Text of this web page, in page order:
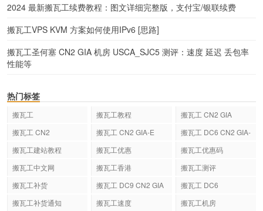
2024 最新搬瓦工续费教程：图文详细完整版，支付宝/银联续费
搬瓦工VPS KVM 方案如何使用IPv6 [思路]
搬瓦工圣何塞 CN2 GIA 机房 USCA_SJC5 测评：速度 延迟 丢包率
性能等
热门标签
搬瓦工 搬瓦工教程
搬瓦工 CN2 GIA
搬瓦工 CN2
搬瓦工 CN2 GIA-E
搬瓦工 DC6 CN2 GIA-
搬瓦工建站教程 搬瓦工优惠
搬瓦工优惠码
搬瓦工中文网
搬瓦工香港
搬瓦工测评
搬瓦工补货
搬瓦工 DC9 CN2 GIA
搬瓦工 DC6
搬瓦工补货通知
搬瓦工速度 搬瓦工机房